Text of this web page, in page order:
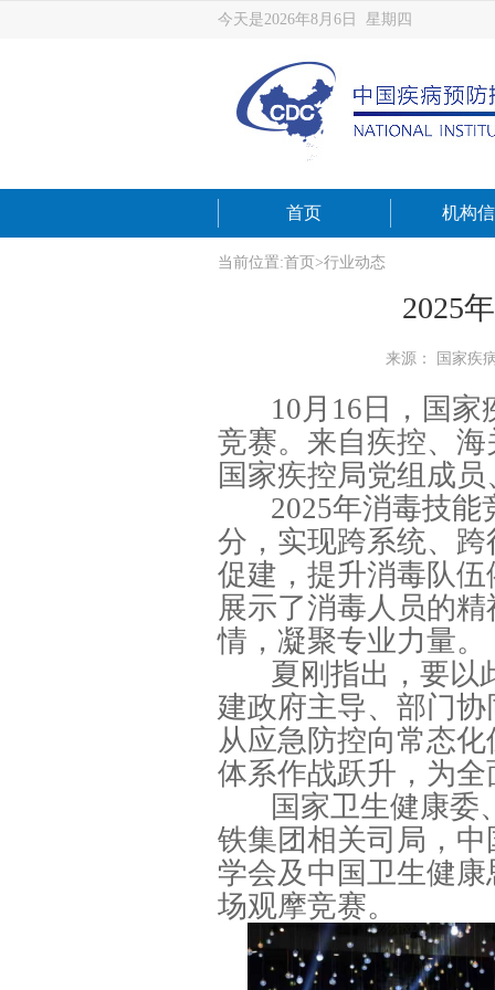
今天是2026年8月6日 星期四
首页 机构
当前位置:首页 >行业动态
2025
来源： 国家疾
10月16日，国
竞赛。来自疾控、
国家疾控局党组成
2025年消毒技
分，实现跨系统、
促建，提升消毒队
展示了消毒人员的
情，凝聚专业力量。
夏刚指出，要以
建政府主导、部门
从应急防控向常态
体系作战跃升，为
国家卫生健康委
铁集团相关司局，
学会及中国卫生健
场观摩竞赛。